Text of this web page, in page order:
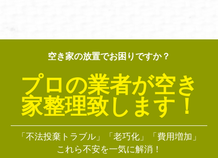
空き家の放置でお困りですか？
プロの業者が空き
家整理致します！
「不法投棄トラブル」「老巧化」「費用増加」
これら不安を一気に解消！